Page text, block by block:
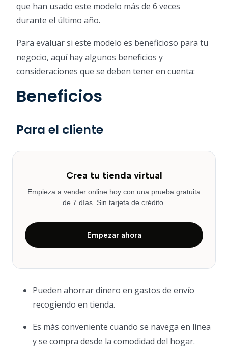
que han usado este modelo más de 6 veces
durante el último año.
Para evaluar si este modelo es beneficioso para tu
negocio, aquí hay algunos beneficios y
consideraciones que se deben tener en cuenta:
Beneficios
Para el cliente
Crea tu tienda virtual
Empieza a vender online hoy con una prueba gratuita
de 7 días. Sin tarjeta de crédito.
Empezar ahora
Pueden ahorrar dinero en gastos de envío
recogiendo en tienda.
Es más conveniente cuando se navega en línea
y se compra desde la comodidad del hogar.